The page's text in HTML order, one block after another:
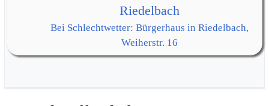
Riedelbach
Bei Schlechtwetter: Bürgerhaus in Riedelbach,
Weiherstr. 16